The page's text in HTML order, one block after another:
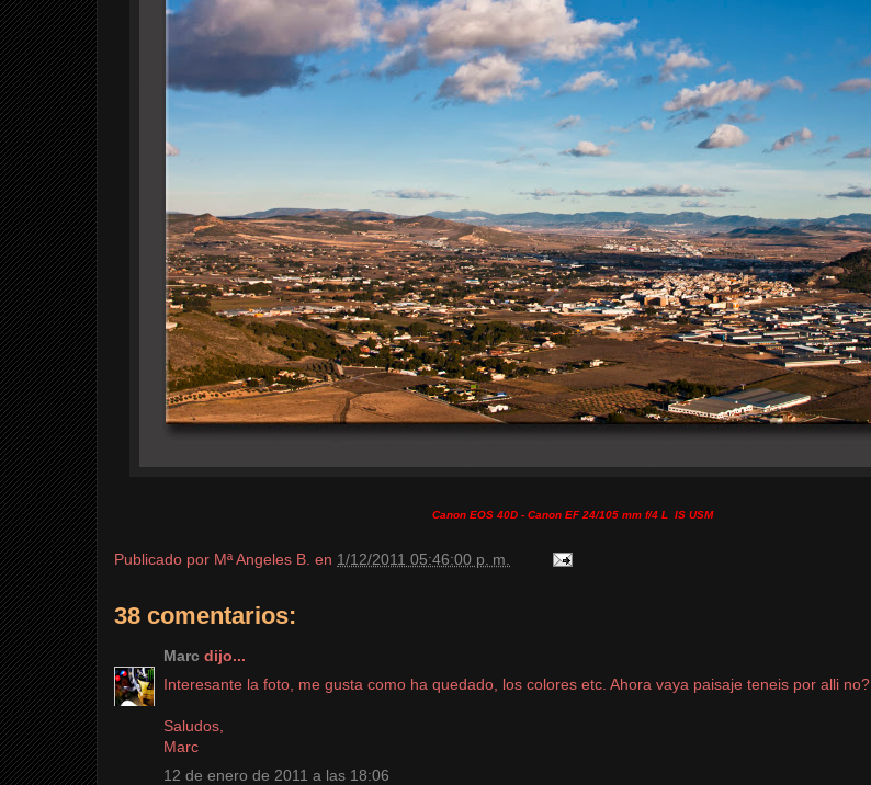
Canon EOS 40D - Canon EF 24/105 mm f/4 L IS USM
Publicado por Mª Angeles B. en 1/12/2011 05:46:00 p. m.
38 comentarios:
Marc dijo...
Interesante la foto, me gusta como ha quedado, los colores etc. Ahora vaya paisaje teneis por alli no?
Saludos,
Marc
12 de enero de 2011 a las 18:06